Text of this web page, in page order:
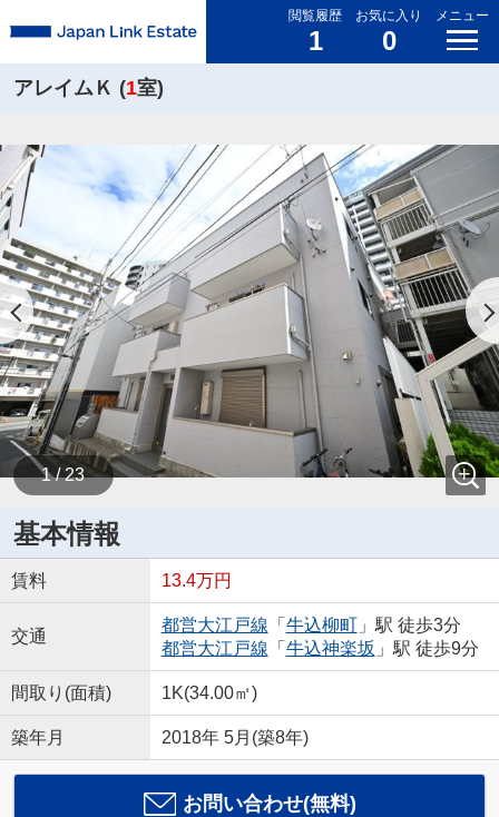
閲覧履歴
1
お気に入り
0
メニュー
アレイムＫ (1室)
1 / 23
基本情報
賃料 13.4万円
交通
都営大江戸線 「 牛込柳町」駅 徒歩3分
都営大江戸線 「 牛込神楽坂 」駅 徒歩9分
間取り(面積) 1K(34.00㎡)
築年月 2018年 5月(築8年)
お問い合わせ(無料)